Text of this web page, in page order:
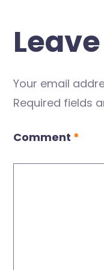
Your email
Required fields
Comment *